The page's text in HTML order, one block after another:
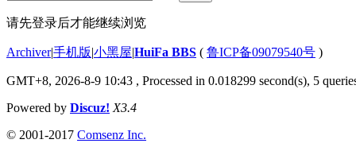
请先登录后才能继续浏览
Archiver|手机版|小黑屋|HuiFa BBS ( 鲁ICP备09079540号 )
GMT+8, 2026-8-9 10:43 , Processed in 0.018299 second(s), 5
Powered by Discuz! X3.4
© 2001-2017 Comsenz Inc.